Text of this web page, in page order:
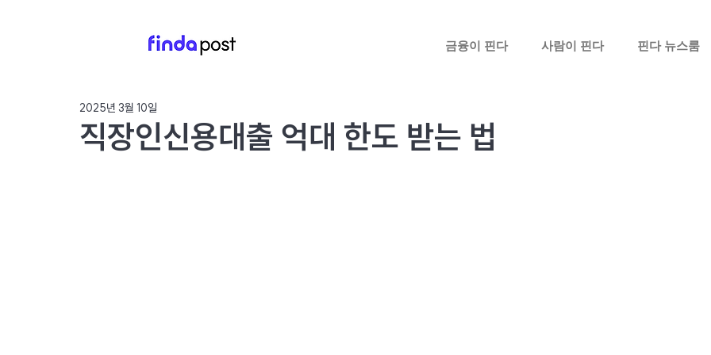
금융이 핀다 사람이 핀다 핀다 뉴스룸
직장인신용대출 억대 한도 받는 법
2025년 3월 10일